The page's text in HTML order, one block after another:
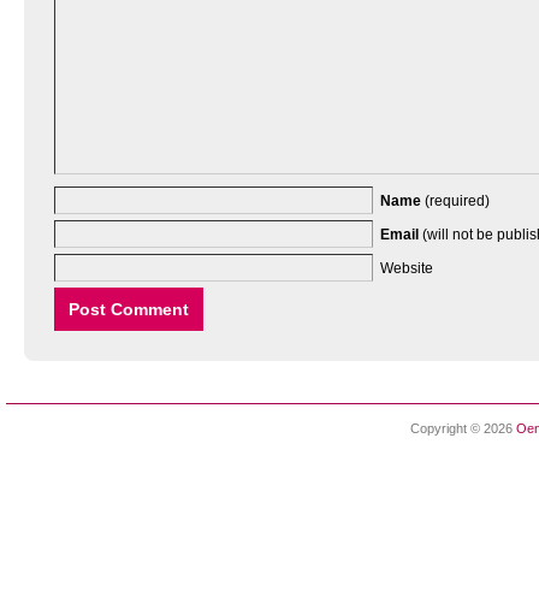
Name (required)
Email (will not be
Website
Copyright © 2026